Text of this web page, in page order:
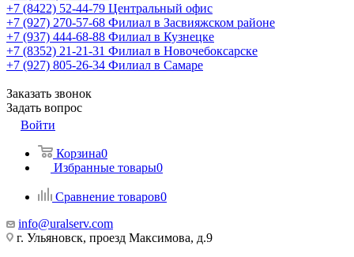
+7 (8422) 52-44-79 Центральный офис
+7 (927) 270-57-68 Филиал в Засвияжском районе
+7 (937) 444-68-88 Филиал в Кузнецке
+7 (8352) 21-21-31 Филиал в Новочебоксарске
+7 (927) 805-26-34 Филиал в Самаре
Заказать звонок
Задать вопрос
Войти
Корзина0
Избранные товары0
Сравнение товаров0
info@uralserv.com
г. Ульяновск, проезд Максимова, д.9